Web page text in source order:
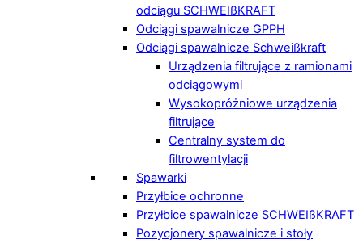
odciągu SCHWEIßKRAFT
Odciągi spawalnicze GPPH
Odciągi spawalnicze Schweißkraft
Urządzenia filtrujące z ramionami
odciągowymi
Wysokopróżniowe urządzenia
filtrujące
Centralny system do
filtrowentylacji
Spawarki
Przyłbice ochronne
Przyłbice spawalnicze SCHWEIßKRAFT
Pozycjonery spawalnicze i stoły